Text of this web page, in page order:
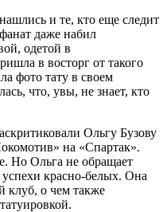
и те, кто еще следит
даже набил
одетой в
в восторг от такого
фото тату в своем
что, увы, не знает, кто
Ольгу Бузову
на «Спартак».
Но Ольга не обращает
красно-белых. Она
клуб, о чем также